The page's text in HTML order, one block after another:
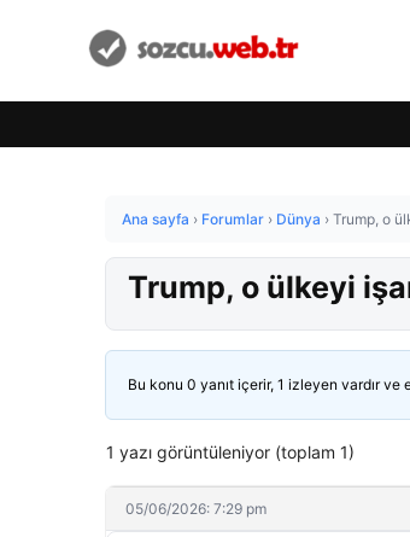
Ana sayfa › Forumlar › Dünya › Trump, o
Trump, o ülkeyi
Bu konu 0 yanıt içerir, 1 izleyen vardır ve
1 yazı görüntüleniyor (toplam 1)
05/06/2026: 7:29 pm